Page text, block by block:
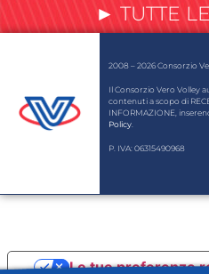
► TUTTE
2008 – 2026 Consorzio
Il Consorzio Vero Volley
contenuti a scopo di
INFORMAZIONE,
Policy
P. IVA: 06315490968
Le tue preferenze